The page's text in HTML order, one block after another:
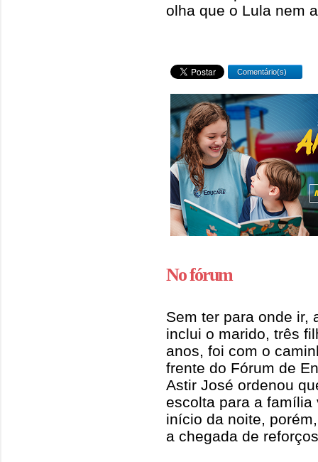
olha que o Lula nem
Comentário(s)
No fórum
Sem ter para onde ir,
inclui o marido, três
anos, foi com o
frente do Fórum de
Astir José ordenou
escolta para a família
início da noite,
a chegada de